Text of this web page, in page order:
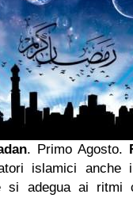
. Primo Agosto.
islamici
si adegua ai ritmi